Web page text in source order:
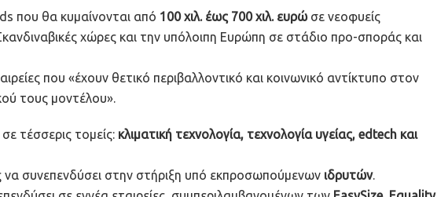
που θα κυμαίνονται από 100 χιλ. έως 700 χιλ. ευρώσε νεοφυείς
χώρες και την υπόλοιπη Ευρώπη σε στάδιο προ-σποράς και
που «έχουν θετικό περιβαλλοντικό και κοινωνικό αντίκτυπο στον
τους μοντέλου».
τέσσερις τομείς: κλιματική τεχνολογία, τεχνολογία υγείας, edtech και
να συνεπενδύσει στην στήριξη υπό εκπροσωπούμενων ιδρυτών.